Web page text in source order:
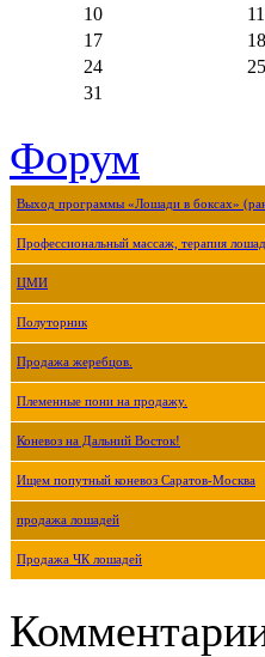
10
11
17
18
24
25
31
Форум
Выход программы «Лошади в боксах»
Профессиональный массаж, терапия
ЦМИ
Полуторник
Продажа жеребцов.
Племенные пони на продажу.
Коневоз на Дальний Восток!
Ищем попутный коневоз Саратов-Москва
продажа лошадей
Продажа ЧК лошадей